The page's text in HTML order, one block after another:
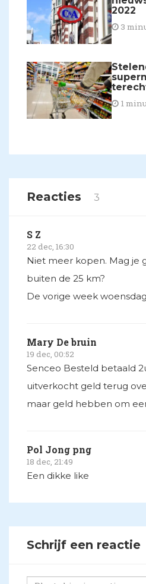
2022
3
1
Reacties 3
S Z
22 dec, 16:30
Niet meer kopen. Mag je
buiten de 25 km?
De vorige week
Mary De bruin
19 dec, 00:52
Senceo Besteld betaald
uitverkocht geld terug
maar geld hebben om
Pol Jong png
18 dec, 21:49
Een dikke like
Schrijf een reactie